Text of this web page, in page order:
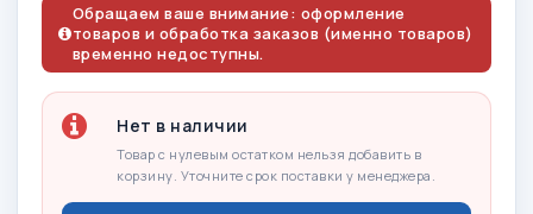
Обращаем ваше внимание: оформление
товаров и обработка заказов (именно товаров)
временно недоступны.
Нет в наличии
Товар с нулевым остатком нельзя добавить в
корзину. Уточните срок поставки у менеджера.